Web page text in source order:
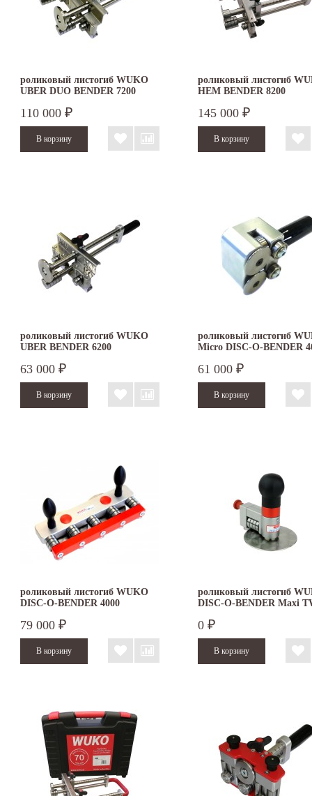
роликовый листогиб WUKO
UBER DUO BENDER 7200
110 000 ₽
роликовый листогиб
HEM BENDER 8200
145 000 ₽
роликовый листогиб WUKO
UBER BENDER 6200
63 000 ₽
роликовый листогиб
Micro DISC-O-BENDER
61 000 ₽
роликовый листогиб WUKO
DISC-O-BENDER 4000
79 000 ₽
роликовый листогиб
DISC-O-BENDER Maxi
0 ₽